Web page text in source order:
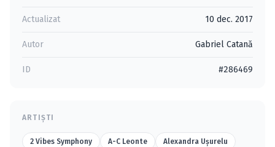
Actualizat 10 dec. 2017
Autor Gabriel Catană
ID #286469
ARTIȘTI
2 Vibes Symphony A-C Leonte Alexandra Uşurelu